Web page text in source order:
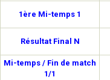
1ère Mi-temps 1
Résultat Final N
Mi-temps / Fin de match
1/1